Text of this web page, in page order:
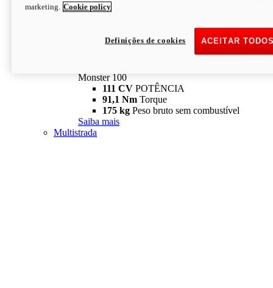
Monster
Monster 100
111 CV POTÊNCIA
91,1 Nm Torque
175 kg Peso bruto sem combustível
Saiba mais
Multistrada
marketing. Cookie policy
ACEITAR
Definições de cookies